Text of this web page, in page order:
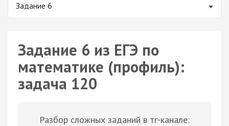
Задание 6
Задание 6 из ЕГЭ по
математике (профиль):
задача 120
Разбор сложных заданий в тг-канале: